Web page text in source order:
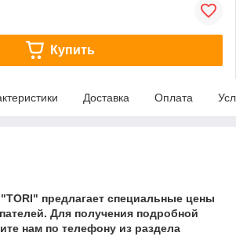
Купить
Доставка Оплата
"TORI" предлагает специальные цены
Для получения подробной
нам по телефону из раздела